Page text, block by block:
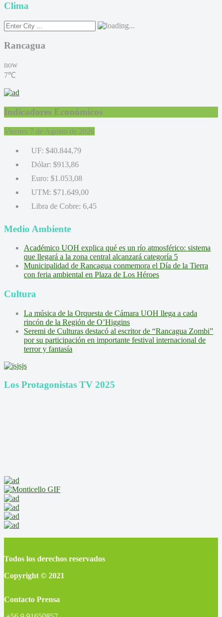
Clima
Rancagua
now
7℃
Indicadores Económicos
Viernes 7 de Agosto de 2026
UF: $40.844,79
Dólar: $913,86
Euro: $1.053,08
UTM: $71.649,00
Libra de Cobre: 6,45
Medio Ambiente
Académico UOH explica qué es un río atmosférico: sistema
que llegará a la zona central alcanzará categoría 5
Municipalidad de Rancagua conmemora el Día de la Tierra
con feria ambiental en Plaza de Los Héroes
Cultura
La música de la Orquesta de Cámara UOH llega a cada
rincón de la Región de O’Higgins
Seremi de Culturas destacó al escritor de “Rancagua Zombi”
por su participación en importante festival internacional de
terror y fantasía
Los Protagonistas TV 2025
Todos los derechos reservados
Copyright © 2021
Contacto Prensa